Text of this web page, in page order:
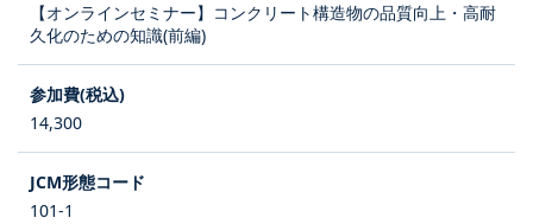
【オンラインセミナー】コンクリート構造物の品質向上・高耐
久化のための知識(前編)
14,300
101-1